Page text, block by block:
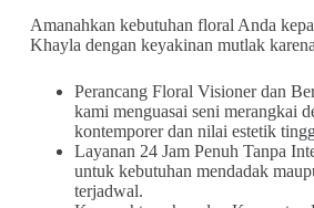
Amanahkan kebutuhan floral Anda
Khayla dengan keyakinan mutlak
Perancang Floral Visioner dan
kami menguasai seni merangkai
kontemporer dan nilai estetik
Layanan 24 Jam Penuh Tanpa
untuk kebutuhan mendadak
terjadwal.